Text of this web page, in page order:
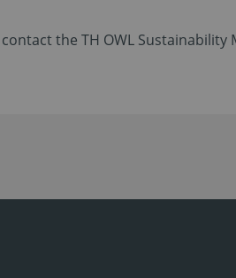
the TH OWL Sustainability